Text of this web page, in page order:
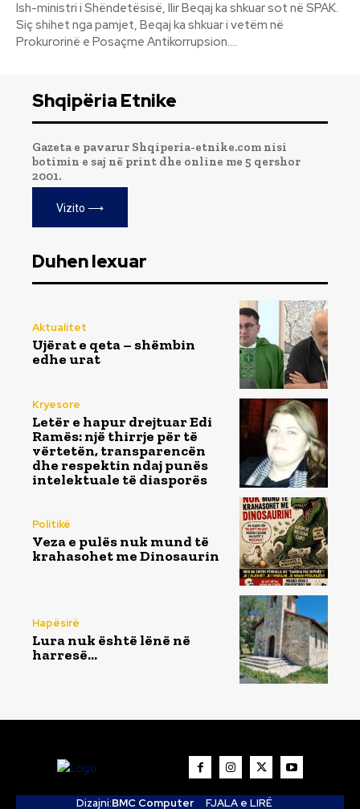
Ish-ministri i Shëndetësisë, Ilir Beqaj ka shkuar sot në SPAK.
Siç shihet nga pamjet, Beqaj ka shkuar i vetëm në
Prokurorinë e Posaçme Antikorrupsion....
Shqipëria Etnike
Gazeta e pavarur Shqiperia-etnike.com nisi
botimin e saj në print dhe online me 5 qershor
2001.
Vizito ⟶
Duhen lexuar
Aktualitet
Ujërat e qeta – shëmbin
edhe urat
Kryesore
Letër e hapur drejtuar Edi
Ramës: një thirrje për të
vërtetën, transparencën
dhe respektin ndaj punës
intelektuale të diasporës
Politikë
Veza e pulës nuk mund të
krahasohet me Dinosaurin
Hapësirë
Lura nuk është lënë në
harresë…
Dizajni:BMC Computer
FJALA e LIRË